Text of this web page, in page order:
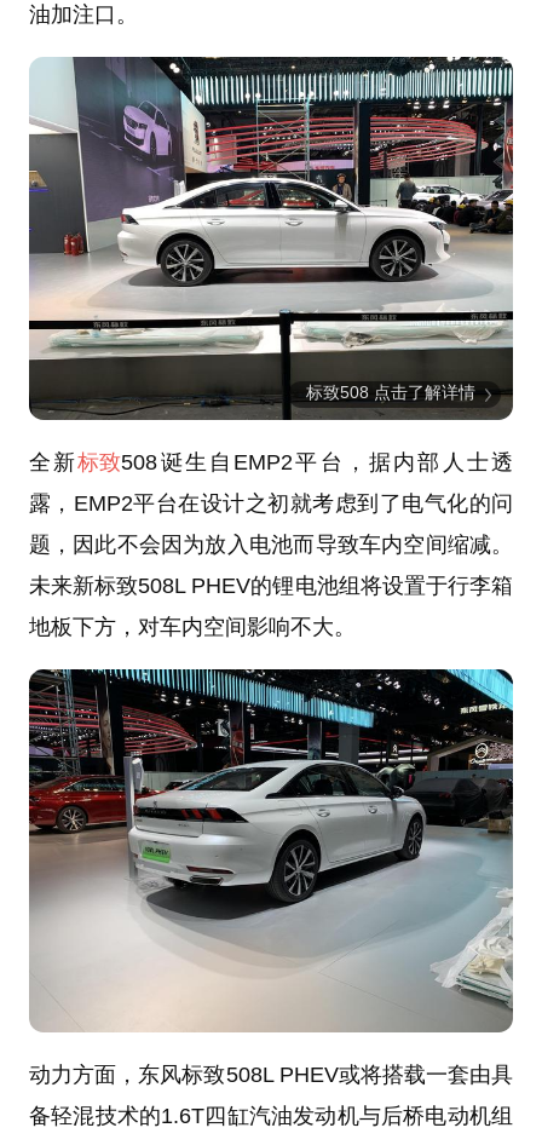
油加注口。
标致508 点击了解详情
全新标致508诞生自EMP2平台，据内部人士透
露，EMP2平台在设计之初就考虑到了电气化的问
题，因此不会因为放入电池而导致车内空间缩减。
未来新标致508L PHEV的锂电池组将设置于行李箱
地板下方，对车内空间影响不大。
动力方面，东风标致508L PHEV或将搭载一套由具
备轻混技术的1.6T四缸汽油发动机与后桥电动机组